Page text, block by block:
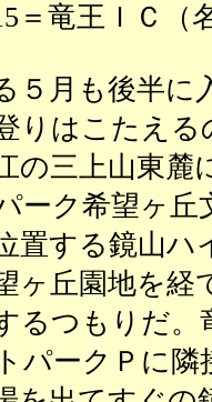
＝竜王ＩＣ（
５月も後半に
りはこたえ
の三上山東麓
ーク希望ヶ
置する鏡山ハ
ヶ丘園地を経
るつもりだ。
パークＰに